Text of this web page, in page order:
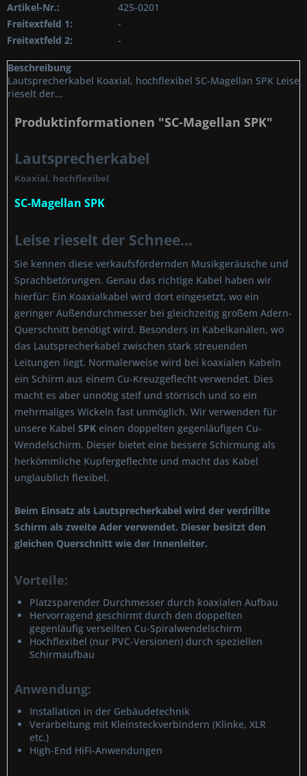
Artikel-Nr.:
425-0201
Freitextfeld 1:
-
Freitextfeld 2:
-
Beschreibung
Lautsprecherkabel Koaxial, hochflexibel SC-Magellan SPK Leise
rieselt der...
Produktinformationen "SC-Magellan SPK"
Lautsprecherkabel
Koaxial, hochflexibel
SC-Magellan SPK
Leise rieselt der Schnee...
Sie kennen diese verkaufsfördernden Musikgeräusche und
Sprachbetörungen. Genau das richtige Kabel haben wir
hierfür: Ein Koaxialkabel wird dort eingesetzt, wo ein
geringer Außendurchmesser bei gleichzeitig großem Adern-
Querschnitt benötigt wird. Besonders in Kabelkanälen, wo
das Lautsprecherkabel zwischen stark streuenden
Leitungen liegt. Normalerweise wird bei koaxialen Kabeln
ein Schirm aus einem Cu-Kreuzgeflecht verwendet. Dies
macht es aber unnötig steif und störrisch und so ein
mehrmaliges Wickeln fast unmöglich. Wir verwenden für
unsere Kabel SPK einen doppelten gegenläufigen Cu-
Wendelschirm. Dieser bietet eine bessere Schirmung als
herkömmliche Kupfergeflechte und macht das Kabel
unglaublich flexibel.
Beim Einsatz als Lautsprecherkabel wird der verdrillte
Schirm als zweite Ader verwendet. Dieser besitzt den
gleichen Querschnitt wie der Innenleiter.
Vorteile:
Platzsparender Durchmesser durch koaxialen Aufbau
Hervorragend geschirmt durch den doppelten
gegenläufig verseilten Cu-Spiralwendelschirm
Hochflexibel (nur PVC-Versionen) durch speziellen
Schirmaufbau
Anwendung:
Installation in der Gebäudetechnik
Verarbeitung mit Kleinsteckverbindern (Klinke, XLR
etc.)
High-End HiFi-Anwendungen